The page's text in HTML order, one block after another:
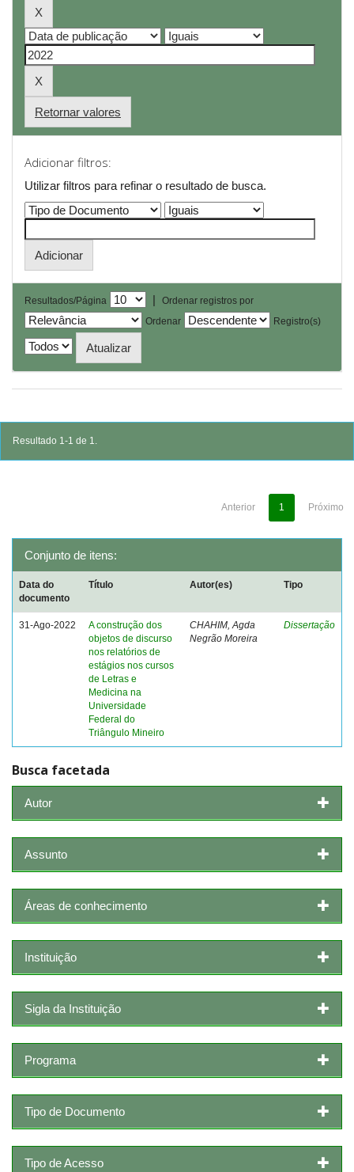
Retornar valores
Adicionar filtros:
Utilizar filtros para refinar o resultado de busca.
Resultados/Página |
Ordenar registros por
Ordenar
Registro(s)
Resultado 1-1 de 1.
Anterior 1 Próximo
Conjunto de itens:
Data do
documento
Título Autor(es) Tipo
31-Ago-2022
A construção dos
objetos de discurso
nos relatórios de
estágios nos cursos
de Letras e
Medicina na
Universidade
Federal do
Triângulo Mineiro
CHAHIM, Agda
Negrão Moreira
Dissertação
Busca facetada
Autor
Assunto
Áreas de conhecimento
Instituição
Sigla da Instituição
Programa
Tipo de Documento
Tipo de Acesso